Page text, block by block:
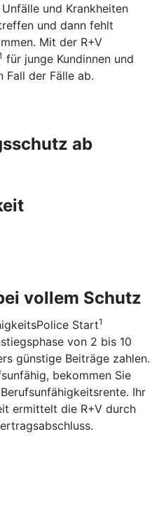
und Krankheiten
und dann fehlt
Mit der R+V
für junge Kundinnen und
Fall der Fälle ab.
ab
vollem Schutz
Start1
von 2 bis 10
günstige Beiträge zahlen.
bekommen Sie
Ihr
ermittelt die R+V durch